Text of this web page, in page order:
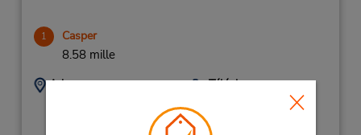
1 Casper
8.58 mille
Adresse :
Téléphone :
Location Type: